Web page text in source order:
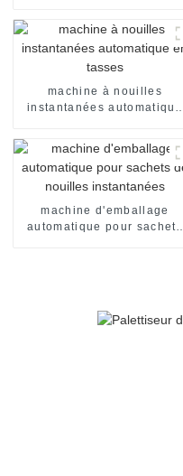
machine à nouilles
instantanées automatique
machine d'emballage
automatique pour sachets